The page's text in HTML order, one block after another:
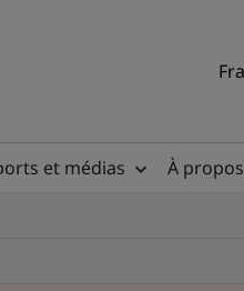
et médias
À